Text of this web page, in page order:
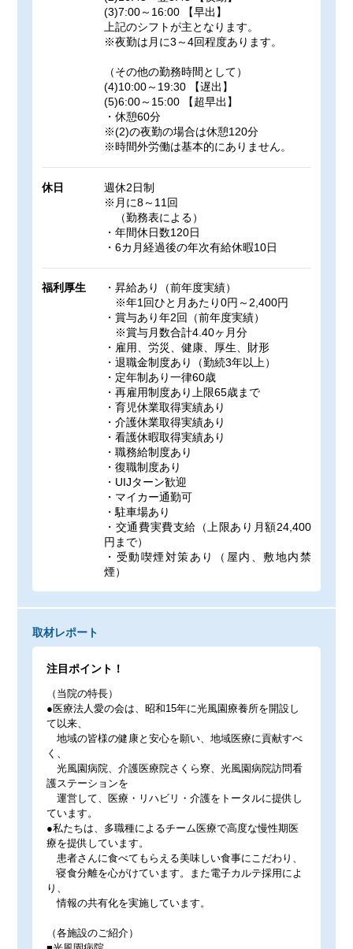
(3)7:00～16:00 【早出】
上記のシフトが主となります。
※夜勤は月に3～4回程度あります。
（その他の勤務時間として）
(4)10:00～19:30 【遅出】
(5)6:00～15:00 【超早出】
・休憩60分
※(2)の夜勤の場合は休憩120分
※時間外労働は基本的にありません。
休日
週休2日制
※月に8～11回
（勤務表による）
・年間休日数120日
・6カ月経過後の年次有給休暇10日
福利厚生
・昇給あり（前年度実績）
※年1回ひと月あたり0円～2,400円
・賞与あり年2回（前年度実績）
※賞与月数合計4.40ヶ月分
・雇用、労災、健康、厚生、財形
・退職金制度あり（勤続3年以上）
・定年制あり一律60歳
・再雇用制度あり上限65歳まで
・育児休業取得実績あり
・介護休業取得実績あり
・看護休暇取得実績あり
・職務給制度あり
・復職制度あり
・UIJターン歓迎
・マイカー通勤可
・駐車場あり
・交通費実費支給（上限あり月額24,400
円まで）
・受動喫煙対策あり（屋内、敷地内禁
煙）
取材レポート
注目ポイント！
（当院の特長）
●医療法人愛の会は、昭和15年に光風園療養所を開設し
て以来、
地域の皆様の健康と安心を願い、地域医療に貢献すべ
く、
光風園病院、介護医療院さくら寮、光風園病院訪問看
護ステーションを
運営して、医療・リハビリ・介護をトータルに提供し
ています。
●私たちは、多職種によるチーム医療で高度な慢性期医
療を提供しています。
患者さんに食べてもらえる美味しい食事にこだわり、
寝食分離を心がけています。また電子カルテ採用によ
り、
情報の共有化を実施しています。
（各施設のご紹介）